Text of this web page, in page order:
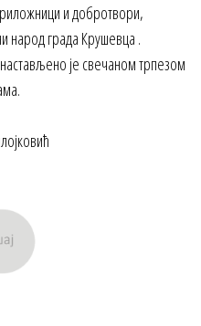
и добротвори,
народ града Крушевца .
је свечаном трпезом